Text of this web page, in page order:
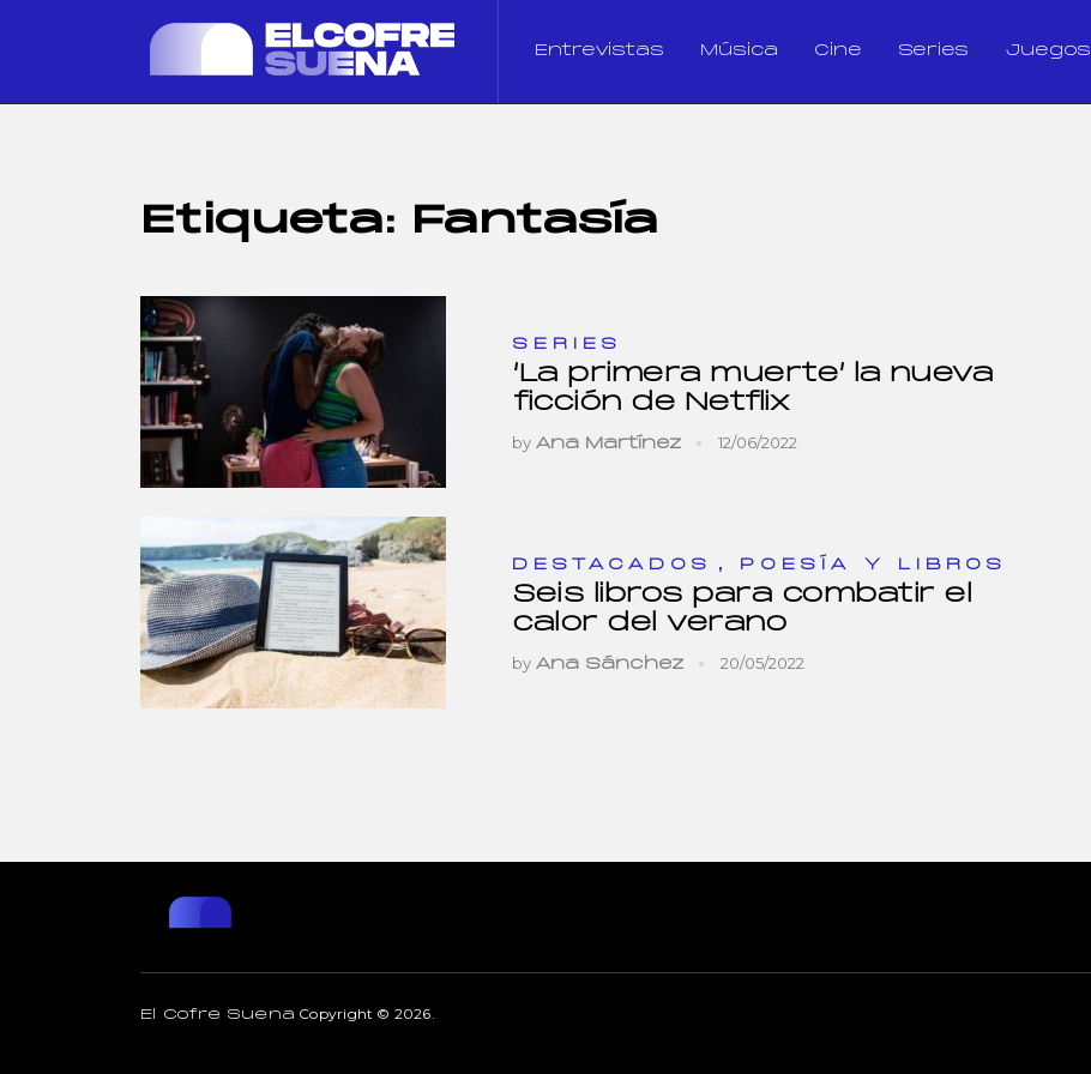
Entrevistas Música Cine Series Juegos
Etiqueta: Fantasía
SERIES
‘La primera muerte’ la nueva
ficción de Netflix
by Ana Martínez 12/06/2022
DESTACADOS , POESÍA Y LIBROS
Seis libros para combatir el
calor del verano
by Ana Sánchez 20/05/2022
El Cofre Suena Copyright © 2026.